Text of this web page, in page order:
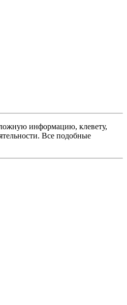
информацию, клевету,
Все подобные